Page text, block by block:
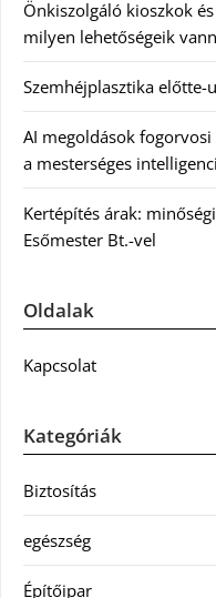
Önkiszolgáló kioszkok
milyen lehetőségeik
Szemhéjplasztika előtte-
AI megoldások
a mesterséges
Kertépítés árak:
Esőmester Bt.-vel
Oldalak
Kapcsolat
Kategóriák
Biztosítás
egészség
Építőipar